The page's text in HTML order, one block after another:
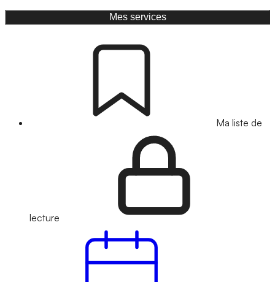
Mes services
Ma liste de
lecture